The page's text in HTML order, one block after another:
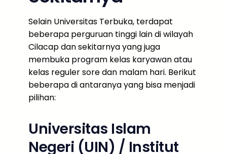
Selain Universitas Terbuka, terdapat
beberapa perguruan tinggi lain di wilayah
Cilacap dan sekitarnya yang juga
membuka program kelas karyawan atau
kelas reguler sore dan malam hari. Berikut
beberapa di antaranya yang bisa menjadi
pilihan:
Universitas Islam
Negeri (UIN) / Institut